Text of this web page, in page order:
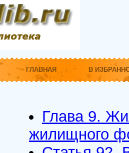
ГЛАВНАЯ В
Глава 9.
жилищного